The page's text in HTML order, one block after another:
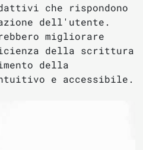
che rispondono
dell'utente.
migliorare
della scrittura
della
e accessibile.